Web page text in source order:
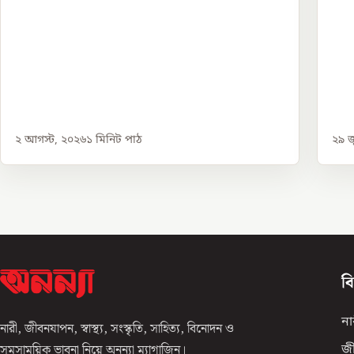
২ আগস্ট, ২০২৬১ মিনিট পাঠ ২৯
নারী, জীবনযাপন, স্বাস্থ্য, সংস্কৃতি, সাহিত্য, বিনোদন ও